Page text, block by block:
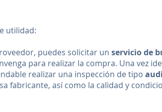
utilidad:
puedes solicitar un servicio de
para realizar la compra. Una vez
realizar una inspección de tipo
fabricante, así como la calidad y